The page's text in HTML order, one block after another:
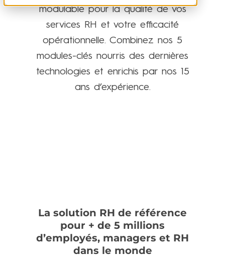
modulable pour la qualité de vos
services RH et votre efficacité
opérationnelle. Combinez nos 5
modules-clés nourris des dernières
technologies et enrichis par nos 15
ans d’expérience.
La solution RH de référence
pour + de 5 millions
d’employés, managers et RH
dans le monde